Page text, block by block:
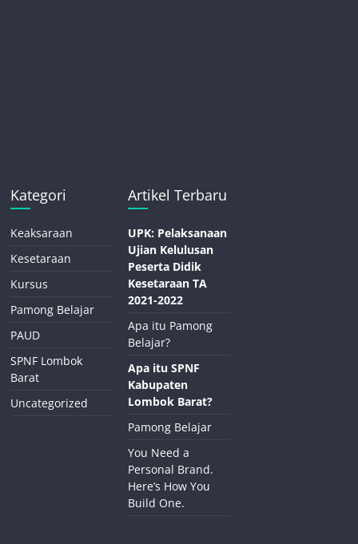
Kategori
Keaksaraan
Kesetaraan
Kursus
Pamong Belajar
PAUD
SPNF Lombok
Barat
Uncategorized
Artikel Terbaru
UPK: Pelaksanaan
Ujian Kelulusan
Peserta Didik
Kesetaraan TA
2021-2022
Apa itu Pamong
Belajar?
Apa itu SPNF
Kabupaten
Lombok Barat?
Pamong Belajar
You Need a
Personal Brand.
Here’s How You
Build One.